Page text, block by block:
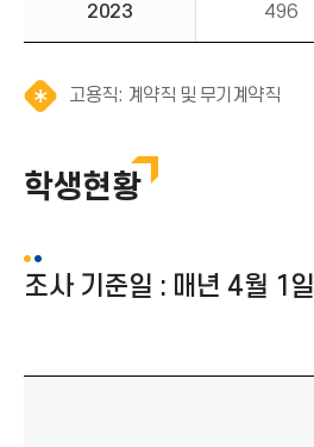
2023 496
고용직: 계약직 및 무기계약직알
)
학생현황
조사 기준일 : 매년 4월 1일